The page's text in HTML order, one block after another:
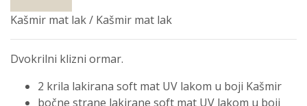
Kašmir mat lak / Kašmir mat lak
Dvokrilni klizni ormar.
2 krila lakirana soft mat UV lakom u boji Kašmir
bočne strane lakirane soft mat UV lakom u boji